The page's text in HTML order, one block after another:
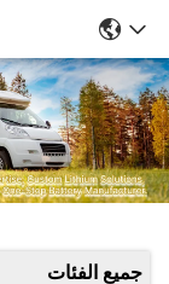
جميع الفئات